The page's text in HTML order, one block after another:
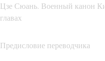
Цзе Сюань. Военный канон
главах
Предисловие переводчика